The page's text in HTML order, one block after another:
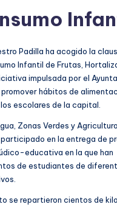
Padilla ha acogido la
Infantil de Frutas,
impulsada por el
hábitos de
escolares de la capital.
Zonas Verdes y
participado en la entrega de
educativa en la que han
de estudiantes de
se repartieron cientos de